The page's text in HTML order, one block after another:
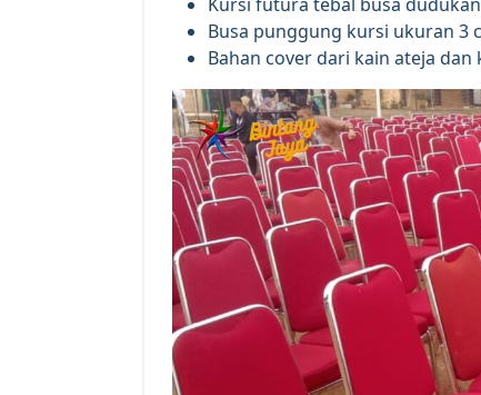
Kursi futura tebal busa
Busa punggung kursi ukuran 3
Bahan cover dari kain ateja dan